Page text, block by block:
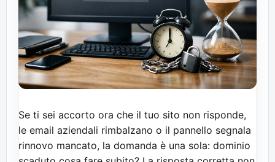
Se ti sei accorto ora che il tuo sito non risponde,
le email aziendali rimbalzano o il pannello segnala
rinnovo mancato, la domanda è una sola: dominio